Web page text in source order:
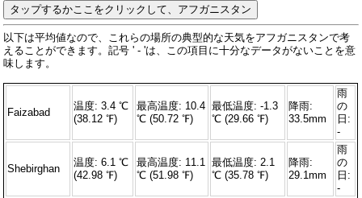
タップするかここをクリックして、アフガニスタン
以下は平均値なので、これらの場所の典型的な天気をアフガニスタンで考
えることができます。記号 ' - 'は、この項目に十分なデータがないことを意
味します。
Faizabad
温度: 3.4 ℃
(38.12 ℉)
最高温度: 10.4
℃ (50.72 ℉)
最低温度: -1.3
℃ (29.66 ℉)
降雨:
33.5mm
雨
の
日:
-
Shebirghan
温度: 6.1 ℃
(42.98 ℉)
最高温度: 11.1
℃ (51.98 ℉)
最低温度: 2.1
℃ (35.78 ℉)
降雨:
29.1mm
雨
の
日:
-